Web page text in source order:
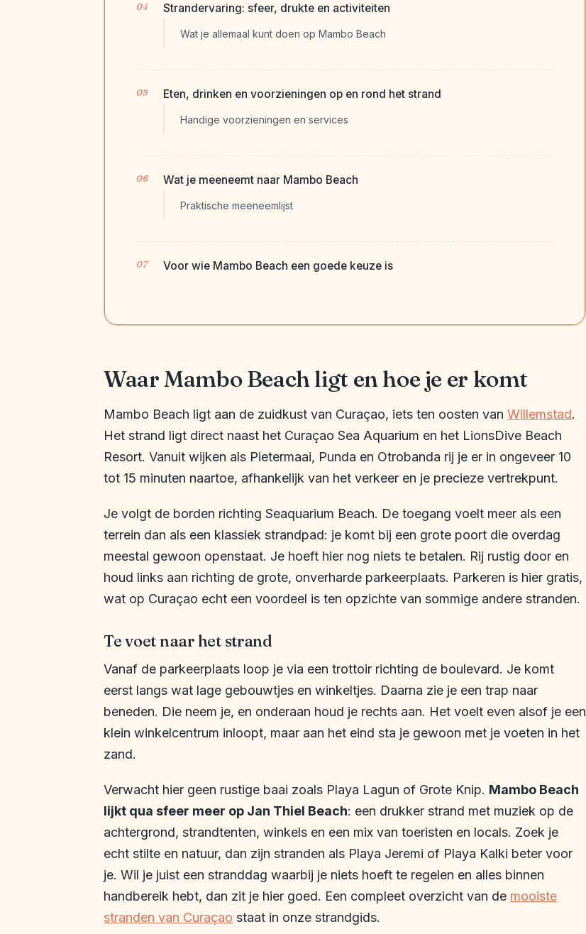
Strandervaring: sfeer, drukte en activiteiten
Wat je allemaal kunt doen op Mambo Beach
Eten, drinken en voorzieningen op en rond het strand
Handige voorzieningen en services
Wat je meeneemt naar Mambo Beach
Praktische meeneemlijst
Voor wie Mambo Beach een goede keuze is
Waar Mambo Beach ligt en hoe je er komt
Mambo Beach ligt aan de zuidkust van Curaçao, iets ten oosten van Willemstad.
Het strand ligt direct naast het Curaçao Sea Aquarium en het LionsDive Beach
Resort. Vanuit wijken als Pietermaai, Punda en Otrobanda rij je er in ongeveer 10
tot 15 minuten naartoe, afhankelijk van het verkeer en je precieze vertrekpunt.
Je volgt de borden richting Seaquarium Beach. De toegang voelt meer als een
terrein dan als een klassiek strandpad: je komt bij een grote poort die overdag
meestal gewoon openstaat. Je hoeft hier nog niets te betalen. Rij rustig door en
houd links aan richting de grote, onverharde parkeerplaats. Parkeren is hier gratis,
wat op Curaçao echt een voordeel is ten opzichte van sommige andere stranden.
Te voet naar het strand
Vanaf de parkeerplaats loop je via een trottoir richting de boulevard. Je komt
eerst langs wat lage gebouwtjes en winkeltjes. Daarna zie je een trap naar
beneden. Die neem je, en onderaan houd je rechts aan. Het voelt even alsof je een
klein winkelcentrum inloopt, maar aan het eind sta je gewoon met je voeten in het
zand.
Verwacht hier geen rustige baai zoals Playa Lagun of Grote Knip. Mambo Beach
lijkt qua sfeer meer op Jan Thiel Beach: een drukker strand met muziek op de
achtergrond, strandtenten, winkels en een mix van toeristen en locals. Zoek je
echt stilte en natuur, dan zijn stranden als Playa Jeremi of Playa Kalki beter voor
je. Wil je juist een stranddag waarbij je niets hoeft te regelen en alles binnen
handbereik hebt, dan zit je hier goed. Een compleet overzicht van de mooiste
stranden van Curaçao staat in onze strandgids.